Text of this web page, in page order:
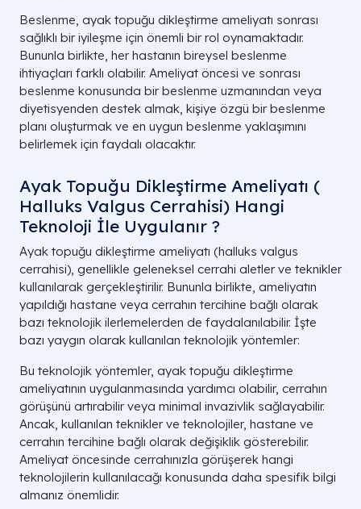
Beslenme, ayak topuğu dikleştirme ameliyatı sonrası
sağlıklı bir iyileşme için önemli bir rol oynamaktadır.
Bununla birlikte, her hastanın bireysel beslenme
ihtiyaçları farklı olabilir. Ameliyat öncesi ve sonrası
beslenme konusunda bir beslenme uzmanından veya
diyetisyenden destek almak, kişiye özgü bir beslenme
planı oluşturmak ve en uygun beslenme yaklaşımını
belirlemek için faydalı olacaktır.
Ayak Topuğu Dikleştirme Ameliyatı (
Halluks Valgus Cerrahisi) Hangi
Teknoloji İle Uygulanır ?
Ayak topuğu dikleştirme ameliyatı (halluks valgus
cerrahisi), genellikle geleneksel cerrahi aletler ve teknikler
kullanılarak gerçekleştirilir. Bununla birlikte, ameliyatın
yapıldığı hastane veya cerrahın tercihine bağlı olarak
bazı teknolojik ilerlemelerden de faydalanılabilir. İşte
bazı yaygın olarak kullanılan teknolojik yöntemler:
Bu teknolojik yöntemler, ayak topuğu dikleştirme
ameliyatının uygulanmasında yardımcı olabilir, cerrahın
görüşünü artırabilir veya minimal invazivlik sağlayabilir.
Ancak, kullanılan teknikler ve teknolojiler, hastane ve
cerrahın tercihine bağlı olarak değişiklik gösterebilir.
Ameliyat öncesinde cerrahınızla görüşerek hangi
teknolojilerin kullanılacağı konusunda daha spesifik bilgi
almanız önemlidir.